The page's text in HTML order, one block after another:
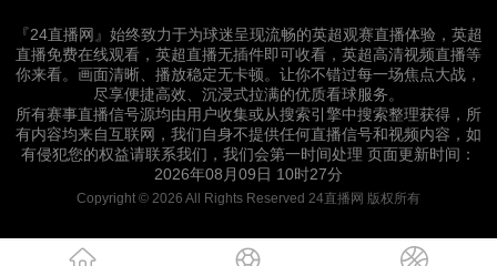
『24直播网』始终致力于为球迷呈现流畅的英超观赛直播体验，英超
直播免费在线观看，英超直播无插件即可收看，英超高清视频直播等
你来看。画面清晰、播放稳定无卡顿。让你不错过每一场焦点大战，
尽享便捷高效、沉浸式拉满的优质看球服务。
所有赛事直播信号源均由用户收集或从搜索引擎中搜索整理获得，所
有内容均来自互联网，我们自身不提供任何直播信号和视频内容，如
有侵犯您的权益请联系我们，我们会第一时间处理 页面更新时间：
2026年08月09日 10时27分
Copyright © 2026 All Rights Reserved 24直播网 版权所有